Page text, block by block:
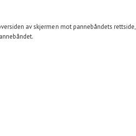
av skjermen mot pannebåndets rettside,